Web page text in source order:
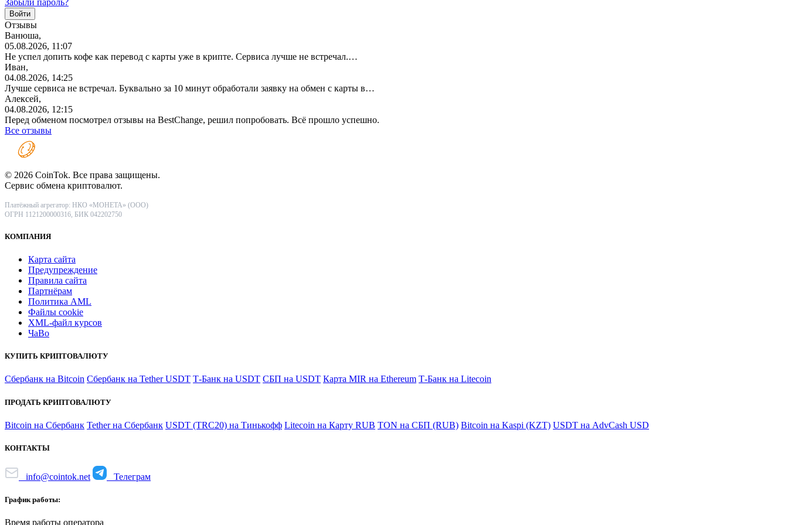
Отзывы
Ванюша,
05.08.2026, 11:07
Не успел допить кофе как перевод с карты уже в крипте. Сервиса лучше не встречал.…
Иван,
04.08.2026, 14:25
Лучше сервиса не встречал. Буквально за 10 минут обработали заявку на обмен с карты в…
Алексей,
04.08.2026, 12:15
Перед обменом посмотрел отзывы на BestChange, решил попробовать. Всё прошло успешно.
Все отзывы
© 2026 CoinTok. Все права защищены.
Сервис обмена криптовалют.
Платёжный агрегатор: НКО «МОНЕТА» (ООО)
ОГРН 1121200000316, БИК 042202750
КОМПАНИЯ
Карта сайта
Предупреждение
Правила сайта
Партнёрам
Политика AML
Файлы coоkie
XML-файл курсов
ЧаВо
КУПИТЬ КРИПТОВАЛЮТУ
Сбербанк на Bitcoin Сбербанк на Tether USDT Т-Банк на USDT СБП на USDT Карта MIR на Ethereum Т-Банк на Litecoin
ПРОДАТЬ КРИПТОВАЛЮТУ
Bitcoin на Сбербанк Tether на Сбербанк USDT (TRC20) на Тинькофф Litecoin на Карту RUB TON на СБП (RUB) Bitcoin на Kaspi (KZT) USDT на AdvCash USD
КОНТАКТЫ
info@cointok.net Телеграм
График работы:
Время работы оператора